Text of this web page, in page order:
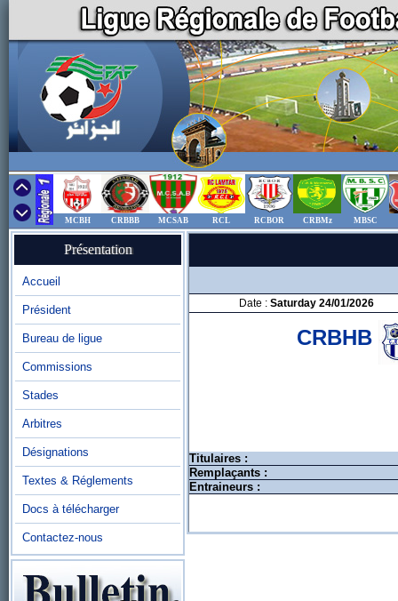
MCBH CRBBB MCSAB RCL RCBOR CRBMz MBSC
Présentation
Accueil
Président
Bureau de ligue
Commissions
Stades
Arbitres
Désignations
Textes & Réglements
Docs à télécharger
Contactez-nous
Date : Saturday 24/01/2026
CRBHB
Titulaires :
Remplaçants :
Entraineurs :